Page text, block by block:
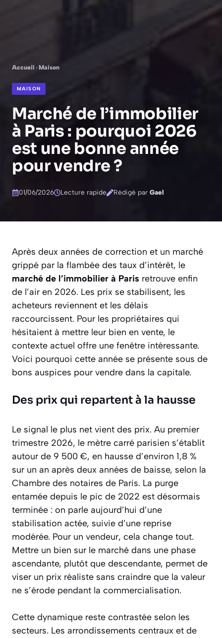
Accueil › Maison
MAISON
Marché de l’immobilier
à Paris : pourquoi 2026
est une bonne année
pour vendre ?
01/06/2026 Lecture rapide Rédigé par Gael
Après deux années de correction et un marché
grippé par la flambée des taux d’intérêt, le
marché de l’immobilier à Paris retrouve enfin
de l’air en 2026. Les prix se stabilisent, les
acheteurs reviennent et les délais
raccourcissent. Pour les propriétaires qui
hésitaient à mettre leur bien en vente, le
contexte actuel offre une fenêtre intéressante.
Voici pourquoi cette année se présente sous de
bons auspices pour vendre dans la capitale.
Des prix qui repartent à la hausse
Le signal le plus net vient des prix. Au premier
trimestre 2026, le mètre carré parisien s’établit
autour de 9 500 €, en hausse d’environ 1,8 %
sur un an après deux années de baisse, selon la
Chambre des notaires de Paris. La purge
entamée depuis le pic de 2022 est désormais
terminée : on parle aujourd’hui d’une
stabilisation actée, suivie d’une reprise
modérée. Pour un vendeur, cela change tout.
Mettre un bien sur le marché dans une phase
ascendante, plutôt que descendante, permet de
viser un prix réaliste sans craindre que la valeur
ne s’érode pendant la commercialisation.
Cette dynamique reste contrastée selon les
secteurs. Les arrondissements centraux et de